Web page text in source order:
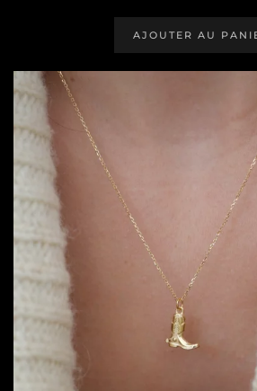
INITIAL
ÉTAIT :
AJOUTER AU